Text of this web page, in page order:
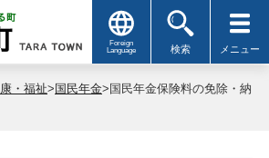
Foreign
Language
検索 メニュー
・福祉> 国民年金>国民年金保険料の免除・納